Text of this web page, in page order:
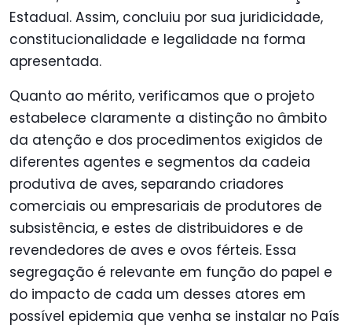
Estadual. Assim, concluiu por sua juridicidade,
constitucionalidade e legalidade na forma
apresentada.
Quanto ao mérito, verificamos que o projeto
estabelece claramente a distinção no âmbito
da atenção e dos procedimentos exigidos de
diferentes agentes e segmentos da cadeia
produtiva de aves, separando criadores
comerciais ou empresariais de produtores de
subsistência, e estes de distribuidores e de
revendedores de aves e ovos férteis. Essa
segregação é relevante em função do papel e
do impacto de cada um desses atores em
possível epidemia que venha se instalar no País